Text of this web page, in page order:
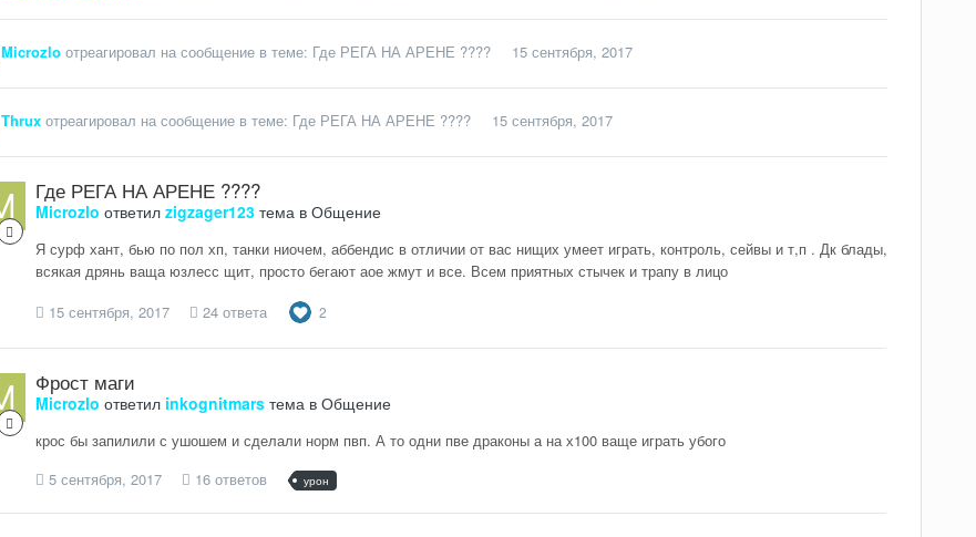
Microzloотреагировал на сообщение в теме: Где РЕГА НА АРЕНЕ ???? 15 сентября, 2017
Thruxотреагировал на сообщение в теме: Где РЕГА НА АРЕНЕ ???? 15 сентября, 2017
Где РЕГА НА АРЕНЕ ????
Microzlo ответил zigzager123тема в Общение
Я сурф хант, бью по пол хп, танки ниочем, аббендис в отличии от вас нищих умеет играть, контроль, сейвы и т,п . Дк блады,
всякая дрянь ваща юзлесс щит, просто бегают аое жмут и все. Всем приятных стычек и трапу в лицо
15 сентября, 2017
24 ответа 2
Фрост маги
Microzlo ответил inkognitmarsтема в Общение
крос бы запилили с ушошем и сделали норм пвп. А то одни пве драконы а на х100 ваще играть убого
5 сентября, 2017
16 ответов урон